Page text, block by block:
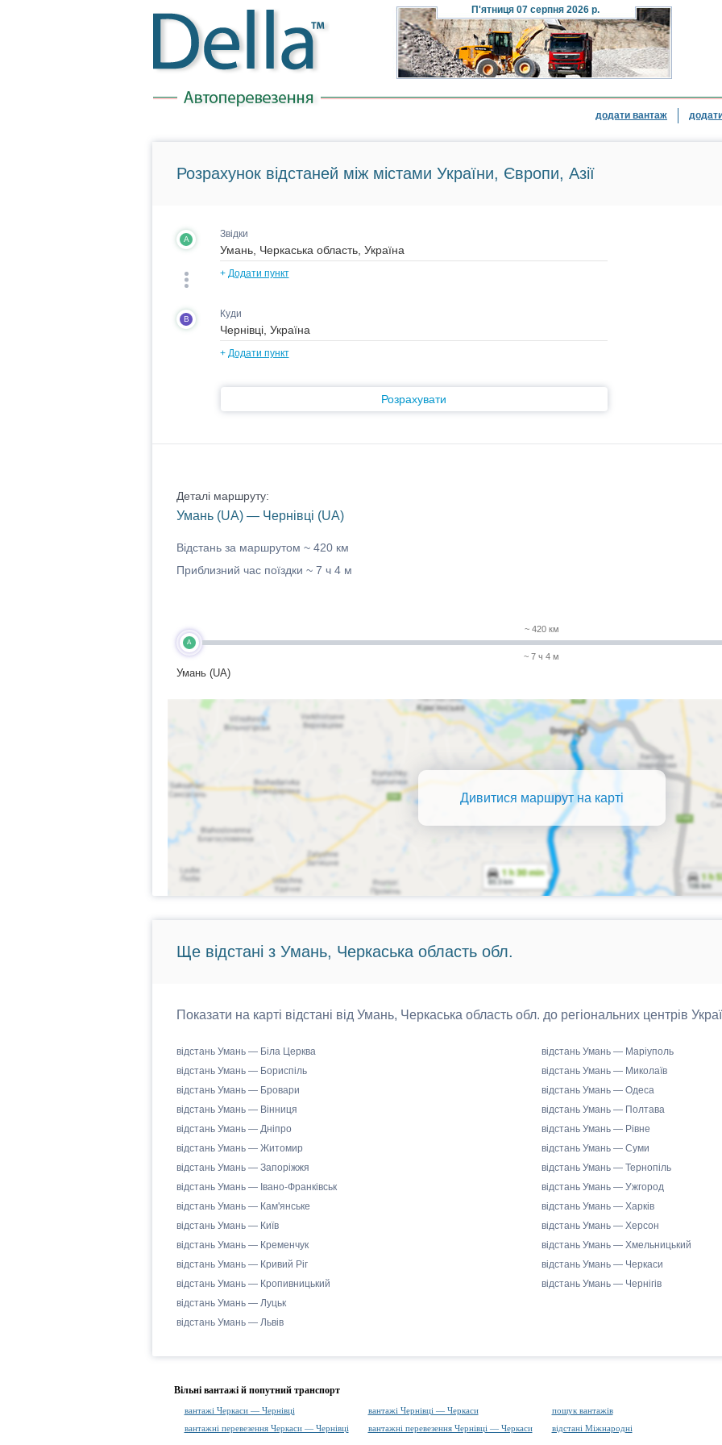
П'ятниця07 серпня 2026 р.
додати вантаж
Розрахунок відстаней між містами України, Європи, Азії
A Звідки
+ Додати пункт
B Куди
+ Додати пункт
Розрахувати
Деталі маршруту:
Умань (UA) — Чернівці (UA)
Відстань за маршрутом ~ 420 км
Приблизний час поїздки ~ 7 ч 4 м
A
Умань (UA)
~ 420 км
~ 7 ч 4 м
Дивитися маршрут на карті
Ще відстані з Умань, Черкаська область обл.
Показати на карті відстані від Умань, Черкаська область обл. до регіональних центрів
відстань Умань — Біла Церква
відстань Умань — Бориспіль
відстань Умань — Бровари
відстань Умань — Вінниця
відстань Умань — Дніпро
відстань Умань — Житомир
відстань Умань — Запоріжжя
відстань Умань — Івано-Франківськ
відстань Умань — Кам'янське
відстань Умань — Київ
відстань Умань — Кременчук
відстань Умань — Кривий Ріг
відстань Умань — Кропивницький
відстань Умань — Луцьк
відстань Умань — Львів
відстань Умань — Маріуполь
відстань Умань — Миколаїв
відстань Умань — Одеса
відстань Умань — Полтава
відстань Умань — Рівне
відстань Умань — Суми
відстань Умань — Тернопіль
відстань Умань — Ужгород
відстань Умань — Харків
відстань Умань — Херсон
відстань Умань — Хмельницький
відстань Умань — Черкаси
відстань Умань — Чернігів
Вільні вантажі й попутний транспорт
вантажі Черкаси — Чернівці вантажі Чернівці — Черкаси
пошук вантажів
вантажні перевезення Черкаси — Чернівці
вантажні перевезення Чернівці — Черкаси відстані Міжнародні